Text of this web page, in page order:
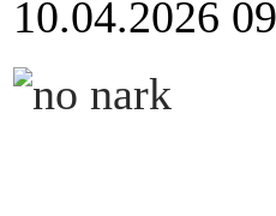
10.04.2026